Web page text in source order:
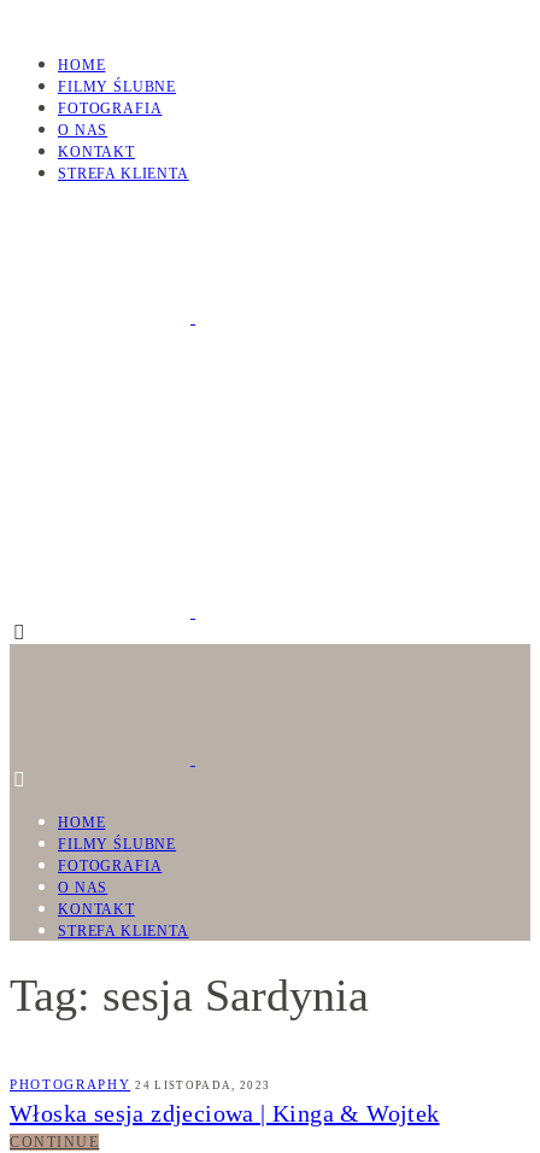
HOME
FILMY ŚLUBNE
FOTOGRAFIA
O NAS
KONTAKT
STREFA KLIENTA
HOME
FILMY ŚLUBNE
FOTOGRAFIA
O NAS
KONTAKT
STREFA KLIENTA
Tag: sesja Sardynia
PHOTOGRAPHY 24 LISTOPADA, 2023
Włoska sesja zdjeciowa | Kinga & Wojtek
CONTINUE